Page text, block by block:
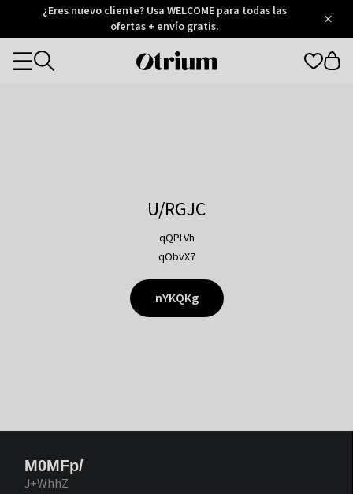
Otrium
Trustpilot
¿Eres nuevo cliente? Usa WELCOME para todas las
ofertas + envío gratis.
Otrium
Categories
U/RGJC
qQPLVh
qObvX7
nYKQKg
M0MFp/
J+WhhZ